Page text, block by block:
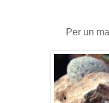
Per un